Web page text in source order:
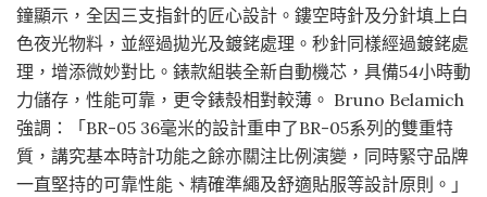
鐘顯示，全因三支指針的匠心設計。鏤空時針及分針填上白
色夜光物料，並經過拋光及鍍銠處理。秒針同樣經過鍍銠處
理，增添微妙對比。錶款組裝全新自動機芯，具備54小時動
力儲存，性能可靠，更令錶殼相對較薄。 Bruno Belamich
強調：「BR-05 36毫米的設計重申了BR-05系列的雙重特
質，講究基本時計功能之餘亦關注比例演變，同時緊守品牌
一直堅持的可靠性能、精確準繩及舒適貼服等設計原則。」